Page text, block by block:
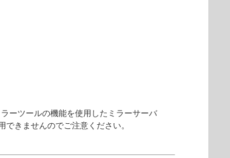
ーツールの機能を使用したミラーサーバ
きませんのでご注意ください。